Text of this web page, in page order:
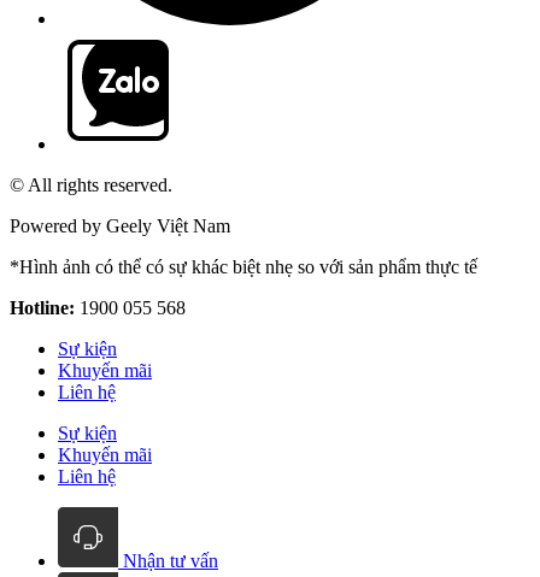
© All rights reserved.
Powered by Geely Việt Nam
*Hình ảnh có thể có sự khác biệt nhẹ so với sản phẩm thực tế
Hotline: 1900 055 568
Sự kiện
Khuyến mãi
Liên hệ
Sự kiện
Khuyến mãi
Liên hệ
Nhận tư vấn